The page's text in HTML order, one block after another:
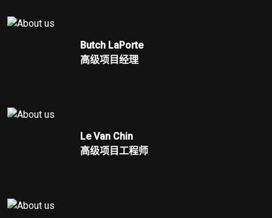
Butch LaPorte
高级项目经理
Le Van Chin
高级项目工程师